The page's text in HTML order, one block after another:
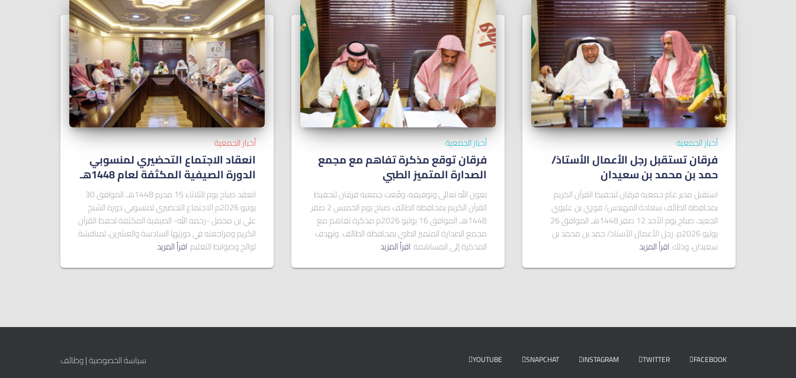
أخبار الجمعية
فرقان تستقبل رجل الأعمال الأستاذ/
ﺣﻤﺪ ﺑﻦ ﻣﺤﻤﺪ ﺑﻦ ﺳﻌﻴﺪان
استقبل مدير عام جمعية فرقان لتحفيظ القرآن الكريم
بمحافظة الطائف سعادة المهندس/ فوزي بن عليوي
الجعيد، صباح يوم الأحد 12 صفر 1448هـ الموافق 26
يوليو 2026م، رجل الأعمال الأستاذ/ حمد بن محمد بن
سعيدان، وذلك اقرأ المزيد
أخبار الجمعية
فرقان توقع مذكرة تفاهم مع مجمع
الصدارة المتميز الطبي
بعون الله تعالى وتوفيقه، وقّعت جمعية فرقان لتحفيظ
القرآن الكريم بمحافظة الطائف صباح يوم الخميس 2 صفر
1448هـ الموافق 16 يوليو 2026م مذكرة تفاهم مع
مجمع الصدارة المتميز الطبي بمحافظة الطائف. وتهدف
المذكرة إلى المساهمة اقرأ المزيد
أخبار الجمعية
انعقاد الاجتماع التحضيري لمنسوبي
الدورة الصيفية المكثفة لعام 1448هـ
انعقد صباح يوم الثلاثاء 15 محرم 1448هـ الموافق 30
يونيو 2026م الاجتماع التحضيري لمنسوبي دورة الشيخ
علي بن محمل -رحمه الله- الصيفية المكثفة لحفظ القرآن
الكريم ومراجعته في دورتها السادسة والعشرين، لمناقشة
لوائح وضوابط التعليم اقرأ المزيد
FACEBOOK
TWITTER
INSTAGRAM
SNAPCHAT
YOUTUBE سياسة الخصوصية|وظائف